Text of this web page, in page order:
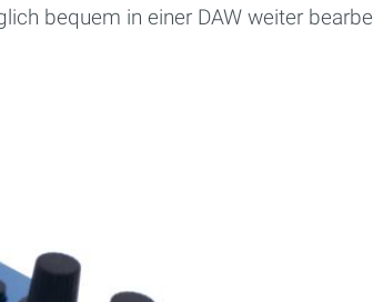
bequem in einer DAW weiter